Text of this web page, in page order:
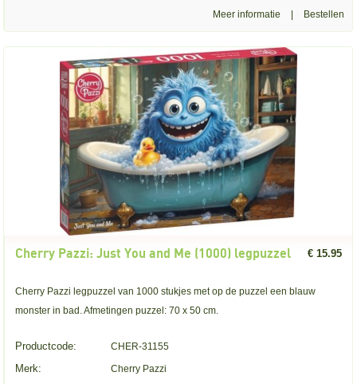
Meer informatie
Cherry Pazzi: Just You and Me (1000) legpuzzel € 15.95
Cherry Pazzi legpuzzel van 1000 stukjes met op de puzzel een blauw
monster in bad. Afmetingen puzzel: 70 x 50 cm.
Productcode: CHER-31155
Merk: Cherry Pazzi